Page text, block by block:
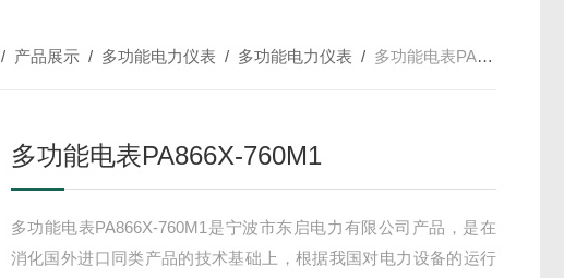
/ 产品展示 / 多功能电力仪表 / 多功能电力仪表 / 多功能电表PA866X-760M1
多功能电表PA866X-760M1
多功能电表PA866X-760M1是宁波市东启电力有限公司产品，是在
消化国外进口同类产品的技术基础上，根据我国对电力设备的运行